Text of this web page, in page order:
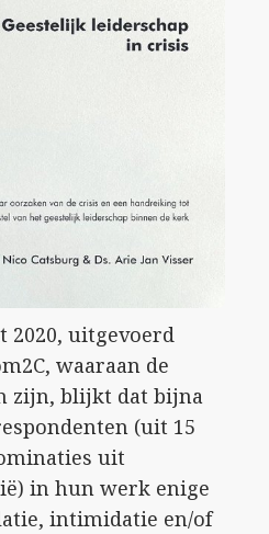
2020, uitgevoerd
waaraan de
zijn, blijkt dat bijna
(uit 15
uit
in hun werk enige
intimidatie en/of